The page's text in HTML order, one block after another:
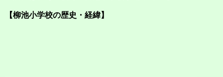
【柳池小学校の歴史・経緯】